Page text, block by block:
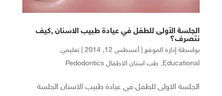
الجلسة الأولى للطفل في عيادة طبيب الاسنان ,كيف
نتصرف؟
بواسطة إدارة الموقع| أغسطس 12, 2014 | تعليمي
Educational
, طب اسنان الاطفال Pedodontics
الجلسة الاولى للطفل في عيادة طبيب الاسنان الجلسة